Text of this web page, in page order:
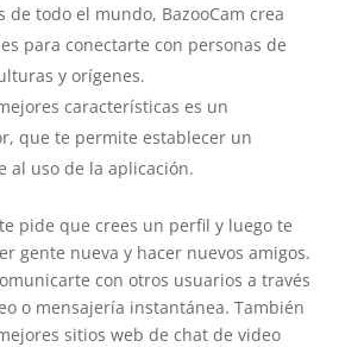
de todo el mundo, BazooCam crea
para conectarte con personas de
y orígenes.
características es un
que te permite establecer un
al uso de la aplicación.
pide que crees un perfil y luego te
gente nueva y hacer nuevos amigos.
con otros usuarios a través
o mensajería instantánea. También
sitios web de chat de video